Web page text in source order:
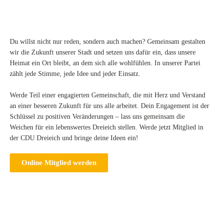
Du willst nicht nur reden, sondern auch machen? Gemeinsam gestalten
wir die Zukunft unserer Stadt und setzen uns dafür ein, dass unsere
Heimat ein Ort bleibt, an dem sich alle wohlfühlen. In unserer Partei
zählt jede Stimme, jede Idee und jeder Einsatz.
Werde Teil einer engagierten Gemeinschaft, die mit Herz und Verstand
an einer besseren Zukunft für uns alle arbeitet. Dein Engagement ist der
Schlüssel zu positiven Veränderungen – lass uns gemeinsam die
Weichen für ein lebenswertes Dreieich stellen. Werde jetzt Mitglied in
der CDU Dreieich und bringe deine Ideen ein!
Online Mitglied werden